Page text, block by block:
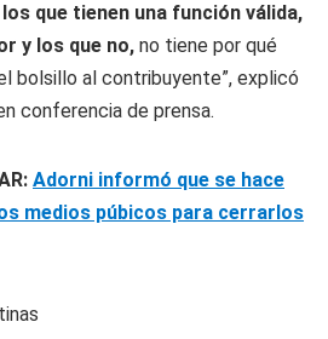
que tienen una función válida,
y los que no, no tiene por qué
bolsillo al contribuyente”, explicó
conferencia de prensa.
Adorni informó que se hace
medios púbicos para cerrarlos